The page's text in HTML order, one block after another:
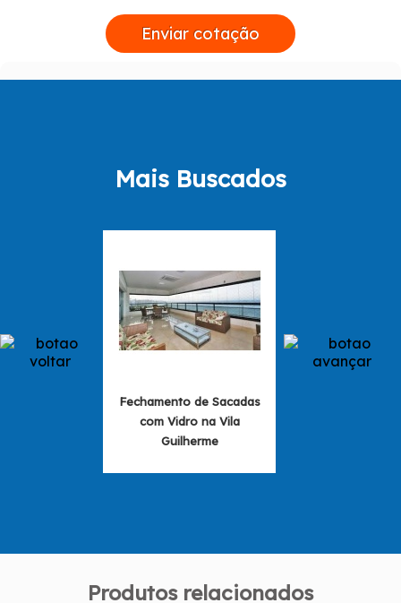
Enviar cotação
Mais Buscados
Fechamento de Sacadas
com Vidro na Vila
Guilherme
Produtos relacionados